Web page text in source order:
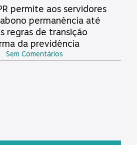
permite aos servidores
permanência até
regras de transição
da previdência
Sem Comentários